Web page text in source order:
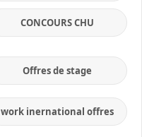
CONCOURS CHU
Offres de stage
work inernational offres